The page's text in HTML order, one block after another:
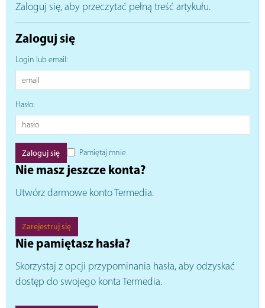
Zaloguj się, aby przeczytać pełną treść artykułu.
Zaloguj się
Login lub email:
Hasło:
Pamiętaj mnie
Nie masz jeszcze konta?
Utwórz darmowe konto Termedia.
Zarejestruj się
Nie pamiętasz hasła?
Skorzystaj z opcji przypominania hasła, aby odzyskać
dostęp do swojego konta Termedia.